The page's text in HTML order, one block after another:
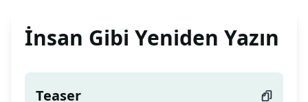
İnsan Gibi Yeniden Yazın
Teaser